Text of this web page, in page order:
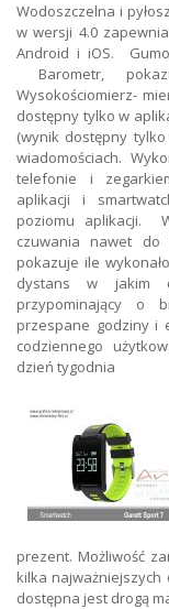
Wodoszczelna i
w wersji 4.0
Android i iOS.
Barometr,
Wysokościomierz-
dostępny tylko w
(wynik dostępny
wiadomościach.
telefonie i
aplikacji i
poziomu aplikacji.
czuwania nawet do
pokazuje ile
dystans w jakim
przypominający o
przespane godziny i
codziennego
dzień tygodnia
prezent. Możliwość
kilka najważniejszych
dostępna jest drogą